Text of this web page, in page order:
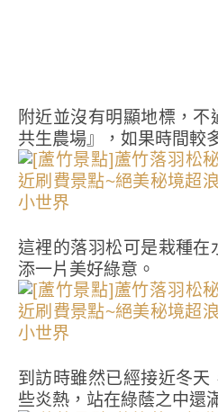
附近並沒有明顯地標，
共生農場』，如果時間較
這裡的落羽松可是栽種
添一片美好綠意。
到訪時雖然已經接近冬
些炎熱，站在綠蔭之中還